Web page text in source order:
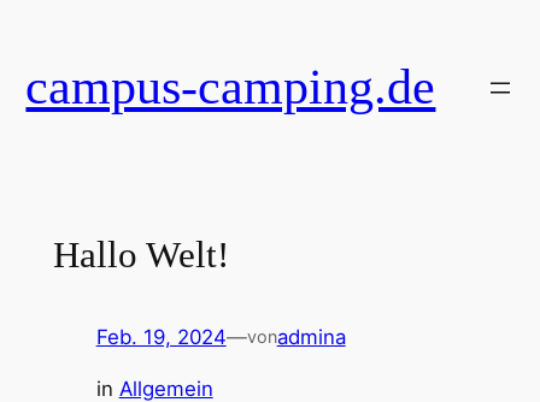
springen
campus-camping.de
Hallo Welt!
Feb. 19, 2024—vonadmina
in Allgemein